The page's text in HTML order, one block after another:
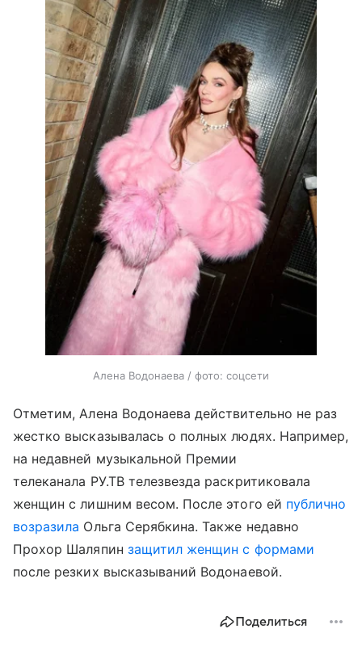
Алена Водонаева / фото: соцсети
Отметим, Алена Водонаева действительно не раз
жестко высказывалась о полных людях. Например,
на недавней музыкальной Премии
телеканала РУ.ТВ телезвезда раскритиковала
женщин с лишним весом. После этого ей публично
возразила Ольга Серябкина. Также недавно
Прохор Шаляпин защитил женщин с формами
после резких высказываний Водонаевой.
Поделиться